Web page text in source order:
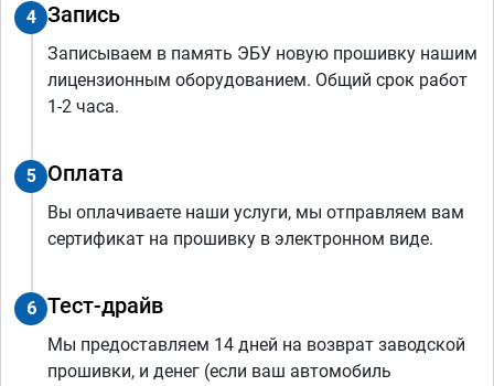
4 Запись
Записываем в память ЭБУ новую прошивку нашим
лицензионным оборудованием. Общий срок работ
1-2 часа.
5 Оплата
Вы оплачиваете наши услуги, мы отправляем вам
сертификат на прошивку в электронном виде.
6 Тест-драйв
Мы предоставляем 14 дней на возврат заводской
прошивки, и денег (если ваш автомобиль